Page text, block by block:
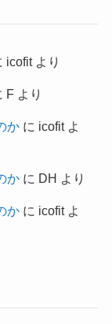
icofitより
Fより
かに icofitよ
かに DH より
かに icofitよ